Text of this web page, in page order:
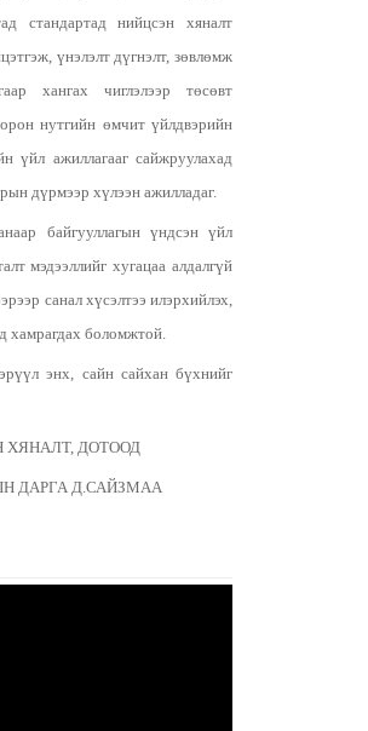
стандартад нийцсэн хяналт
үнэлэлт дүгнэлт, зөвлөмж
хангах чиглэлээр төсөвт
нутгийн өмчит үйлдвэрийн
үйл ажиллагааг сайжруулахад
дүрмээр хүлээн ажилладаг.
байгууллагын үндсэн үйл
мэдээллийг хугацаа алдалгүй
санал хүсэлтээ илэрхийлэх,
хамрагдах боломжтой.
энх, сайн сайхан бүхнийг
ХЯНАЛТ, ДОТООД
ДАРГА Д.САЙЗМАА